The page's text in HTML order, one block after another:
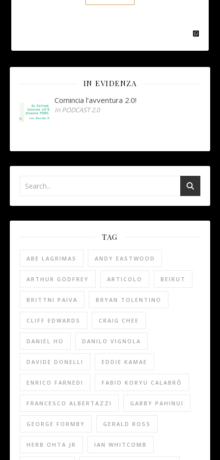
IN EVIDENZA
Comincia l’avventura 2.0!
In PODCAST 2.0
TAG
ABE LAGRIMAS ANDY EASTWOOD
ARTHUR GODFREY ARTICOLO BEIRUT
BRITTNI PAIVA BRYAN TOLENTINO
CLIFF EDWARDS CRAIG CHEE
DANIEL HO DANILO VIGNOLA
DAVIDE DONELLI EDDIE KAMAE
ENRICO FARNEDI FABIO KORYU CALABRÒ
FRANCESCO ALBERTAZZI GABBY PAHINUI
GEORGE FORMBY GERALD ROSS
HERB OHTA JR IAN WHITCOMB